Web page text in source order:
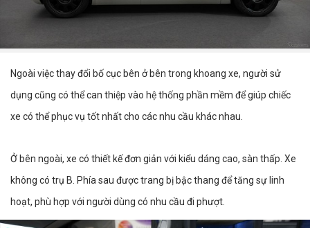
Ngoài việc thay đổi bố cục bên ở bên trong khoang xe, người sử
dụng cũng có thể can thiệp vào hệ thống phần mềm để giúp chiếc
xe có thể phục vụ tốt nhất cho các nhu cầu khác nhau.
Ở bên ngoài, xe có thiết kế đơn giản với kiểu dáng cao, sàn thấp. Xe
không có trụ B. Phía sau được trang bị bậc thang để tăng sự linh
hoạt, phù hợp với người dùng có nhu cầu đi phượt.